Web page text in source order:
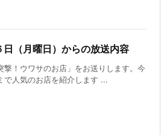
日（月曜日）からの放送内容
撃！ウワサのお店」をお送りします。今
で人気のお店を紹介します ...